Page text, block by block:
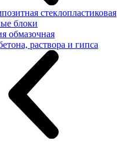
стеклопластиковая
блоки
обмазочная
раствора и гипса